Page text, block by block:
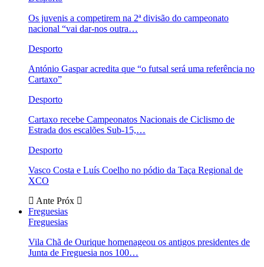
Os juvenis a competirem na 2ª divisão do campeonato
nacional “vai dar-nos outra…
Desporto
António Gaspar acredita que “o futsal será uma referência no
Cartaxo”
Desporto
Cartaxo recebe Campeonatos Nacionais de Ciclismo de
Estrada dos escalões Sub-15,…
Desporto
Vasco Costa e Luís Coelho no pódio da Taça Regional de
XCO
Ante Próx
Freguesias
Freguesias
Vila Chã de Ourique homenageou os antigos presidentes de
Junta de Freguesia nos 100…